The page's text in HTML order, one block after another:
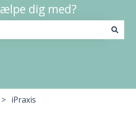
dig med?
iPraxis